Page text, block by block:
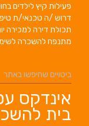
פעילות קיץ לילדים
דרוש /ה טכנאי/ת
תכולת דירה למכירה
מתנפח להשכרה
ביטויים שחיפשו באתר
אינדקס
בית